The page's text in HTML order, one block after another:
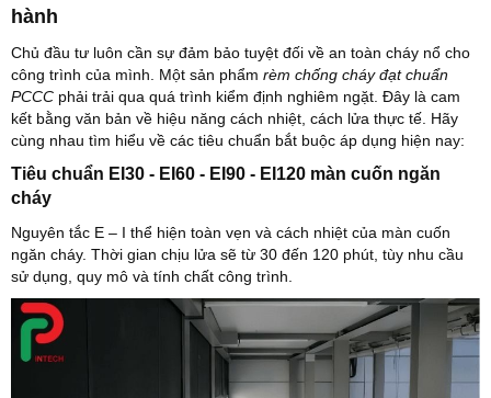
hành
Chủ đầu tư luôn cần sự đảm bảo tuyệt đối về an toàn cháy nổ cho
công trình của mình. Một sản phẩm rèm chống cháy đạt chuẩn
PCCC phải trải qua quá trình kiểm định nghiêm ngặt. Đây là cam
kết bằng văn bản về hiệu năng cách nhiệt, cách lửa thực tế. Hãy
cùng nhau tìm hiểu về các tiêu chuẩn bắt buộc áp dụng hiện nay:
Tiêu chuẩn EI30 - EI60 - EI90 - EI120 màn cuốn ngăn
cháy
Nguyên tắc E – I thể hiện toàn vẹn và cách nhiệt của màn cuốn
ngăn cháy. Thời gian chịu lửa sẽ từ 30 đến 120 phút, tùy nhu cầu
sử dụng, quy mô và tính chất công trình.